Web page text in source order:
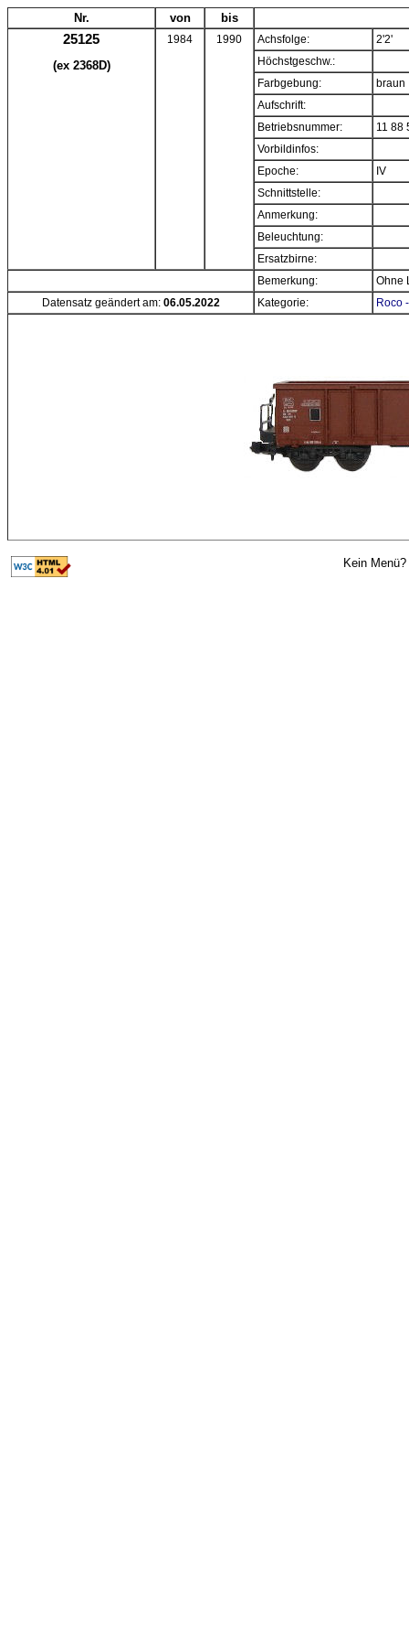
Nr. von bis
25125
(ex 2368D)
1984 1990 Achsfolge:
2'2'
Höchstgeschw.:
Farbgebung:
braun
Aufschrift:
Betriebsnummer:
11 88
Vorbildinfos:
Epoche:
IV
Schnittstelle:
Anmerkung:
Beleuchtung:
Ersatzbirne:
Bemerkung:
Ohne
Datensatz geändert am: 06.05.2022 Kategorie: Roco
Kein